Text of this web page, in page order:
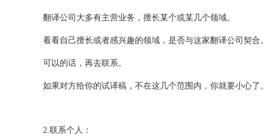
翻译公司大多有主营业务，擅长某个或某几个领域。
看看自己擅长或者感兴趣的领域，是否与这家翻译公司契合。
可以的话，再去联系。
如果对方给你的试译稿，不在这几个范围内，你就要小心了。
2.联系个人：